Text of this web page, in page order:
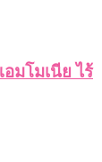
มโมเนีย ไร้